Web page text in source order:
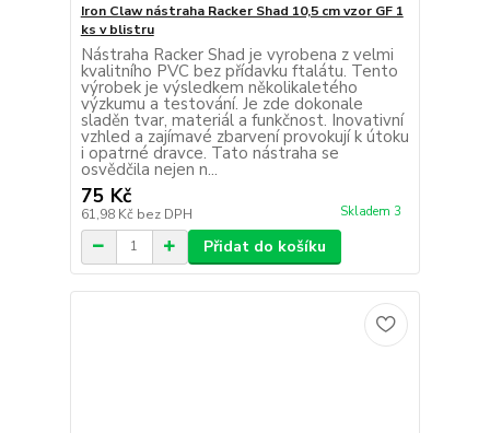
Iron Claw nástraha Racker Shad 10,5 cm vzor GF 1
ks v blistru
Nástraha Racker Shad je vyrobena z velmi
kvalitního PVC bez přídavku ftalátu. Tento
výrobek je výsledkem několikaletého
výzkumu a testování. Je zde dokonale
sladěn tvar, materiál a funkčnost. Inovativní
vzhled a zajímavé zbarvení provokují k útoku
i opatrné dravce. Tato nástraha se
osvědčila nejen n...
75 Kč
61,98 Kč bez DPH Skladem 3
Přidat do košíku